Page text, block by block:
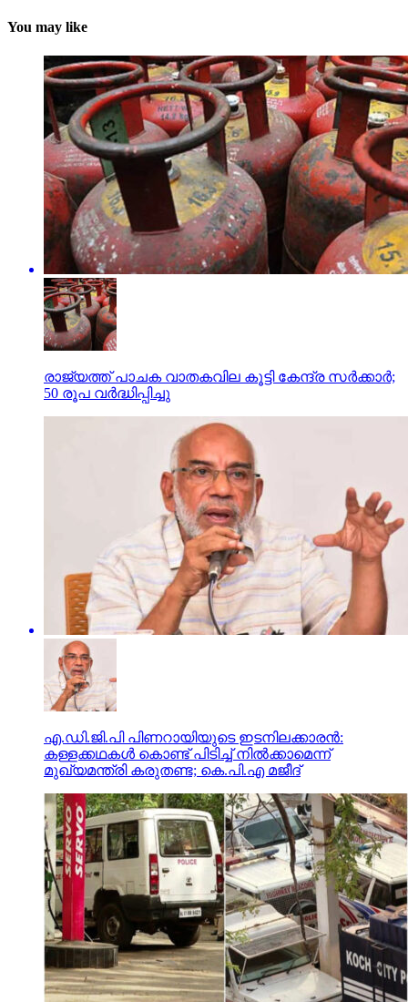
You may like
രാജ്യത്ത് പാചക വാതകവില കൂട്ടി കേന്ദ്ര സര്‍ക്കാര്‍;
50 രൂപ വര്‍ദ്ധിപ്പിച്ചു
എ.ഡി.ജി.പി പിണറായിയുടെ ഇടനിലക്കാരന്‍:
കള്ളക്കഥകള്‍ കൊണ്ട് പിടിച്ച് നില്‍ക്കാമെന്ന്
മുഖ്യമന്ത്രി കരുതണ്ട; കെ.പി.എ മജീദ്‌